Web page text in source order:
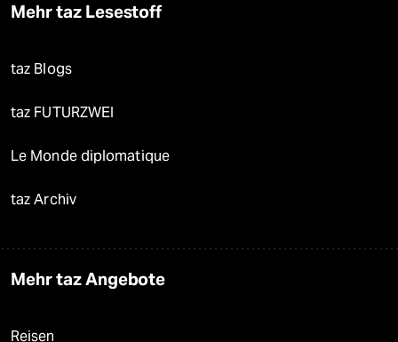
Mehr taz Lesestoff
taz Blogs
taz FUTURZWEI
Le Monde diplomatique
taz Archiv
Mehr taz Angebote
Reisen